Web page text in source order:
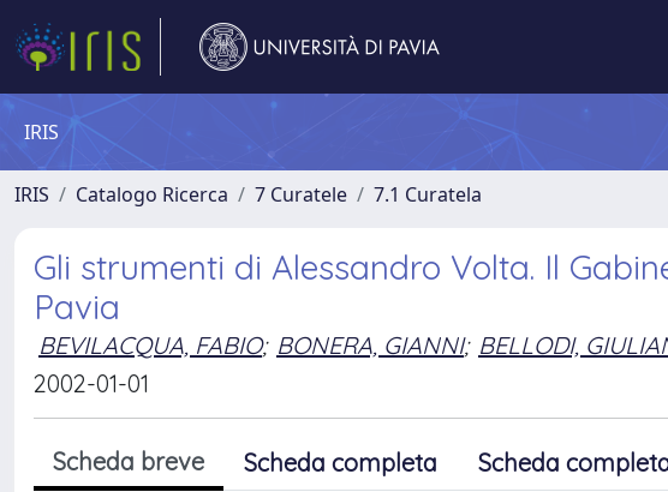
IRIS
IRIS Catalogo Ricerca 7 Curatele 7.1 Curatela
Gli strumenti di Alessandro Volta. Il
Pavia
BEVILACQUA, FABIO; BONERA, GIANNI; BELLODI,
2002-01-01
Scheda breve Scheda completa Scheda